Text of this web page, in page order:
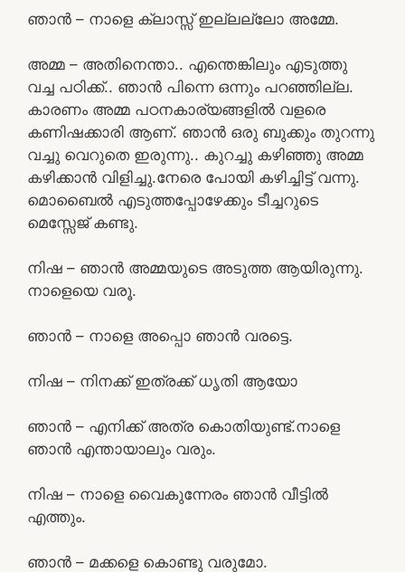
ഞാൻ – നാളെ ക്ലാസ്സ്‌ ഇല്ലല്ലോ അമ്മേ.
അമ്മ – അതിനെന്താ.. എന്തെങ്കിലും എടുത്തു
വച്ച പഠിക്ക്.. ഞാൻ പിന്നെ ഒന്നും പറഞ്ഞില്ല.
കാരണം അമ്മ പഠനകാര്യങ്ങളിൽ വളരെ
കണിഷക്കാരി ആണ്. ഞാൻ ഒരു ബുക്കും തുറന്നു
വച്ചു വെറുതെ ഇരുന്നു.. കുറച്ചു കഴിഞ്ഞു അമ്മ
കഴിക്കാൻ വിളിച്ചു.നേരെ പോയി കഴിച്ചിട്ട് വന്നു.
മൊബൈൽ എടുത്തപ്പോഴേക്കും ടീച്ചറുടെ
മെസ്സേജ് കണ്ടു.
നിഷ – ഞാൻ അമ്മയുടെ അടുത്ത ആയിരുന്നു.
നാളെയെ വരൂ.
ഞാൻ – നാളെ അപ്പൊ ഞാൻ വരട്ടെ.
നിഷ – നിനക്ക് ഇത്രക്ക് ധൃതി ആയോ
ഞാൻ – എനിക്ക് അത്ര കൊതിയുണ്ട്.നാളെ
ഞാൻ എന്തായാലും വരും.
നിഷ – നാളെ വൈകുന്നേരം ഞാൻ വീട്ടിൽ
എത്തും.
ഞാൻ – മക്കളെ കൊണ്ടു വരുമോ.